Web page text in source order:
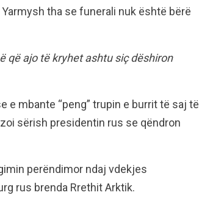
tha se funerali nuk është bërë
që ajo të kryhet ashtu siç dëshiron
e mbante “peng” trupin e burrit të saj të
sërish presidentin rus se qëndron
perëndimor ndaj vdekjes
rus brenda Rrethit Arktik.